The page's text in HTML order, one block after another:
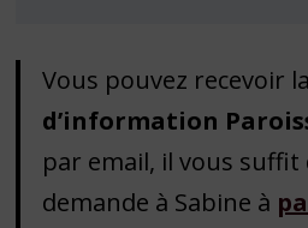
Vous pouvez recevoir la
d’information
par email, il vous suffit
demande à Sabine à